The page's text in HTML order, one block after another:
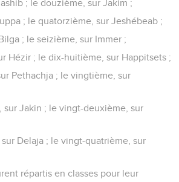
; le douzième, sur Jakim ;
; le quatorzième, sur Jeshébeab ;
; le seizième, sur Immer ;
Hézir ; le dix-huitième, sur Happitsets ;
Pethachja ; le vingtième, sur
sur Jakin ; le vingt-deuxième, sur
Delaja ; le vingt-quatrième, sur
répartis en classes pour leur